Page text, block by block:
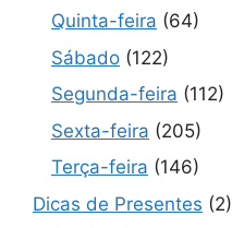
Quinta-feira (64)
Sábado (122)
Segunda-feira (112)
Sexta-feira (205)
Terça-feira (146)
Dicas de Presentes (2)